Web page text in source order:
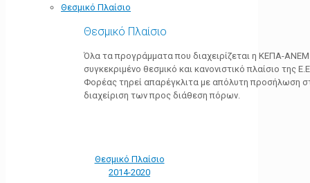
Θεσμικό Πλαίσιο
Θεσμικό Πλαίσιο
Όλα τα προγράμματα που διαχειρίζεται η ΚΕΠΑ-
συγκεκριμένο θεσμικό και κανονιστικό πλαίσιο της
Φορέας τηρεί απαρέγκλιτα με απόλυτη προσήλωση
διαχείριση των προς διάθεση πόρων.
Θεσμικό Πλαίσιο
2014-2020